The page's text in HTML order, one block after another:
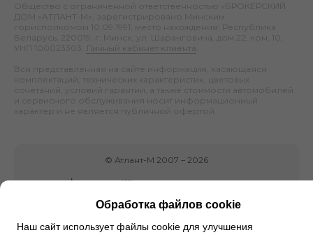
Общество с ограниченной ответственностью «БРОКЕРСКИЙ
ДОМ «АТЛАНТ-М», зарегистрировано Минским
горисполкомом 10.09.1991; место нахождения: Республика
Беларусь, 220019, г. Минск, ул. Шаранговича, дом 22, ком. 10;
УНП 100023303.
Личный кабинет клиента
Вся представленная на сайте информация, касающаяся
комплектаций, технических характеристик, цветовых
сочетаний, условий гарантии, а также стоимости автомобилей
и сервисного обслуживания носит информационный
характер и не является публичной офертой.
© Атлант-М 2007 – 2026
Обработка файлов cookie
Наш сайт использует файлы cookie для улучшения